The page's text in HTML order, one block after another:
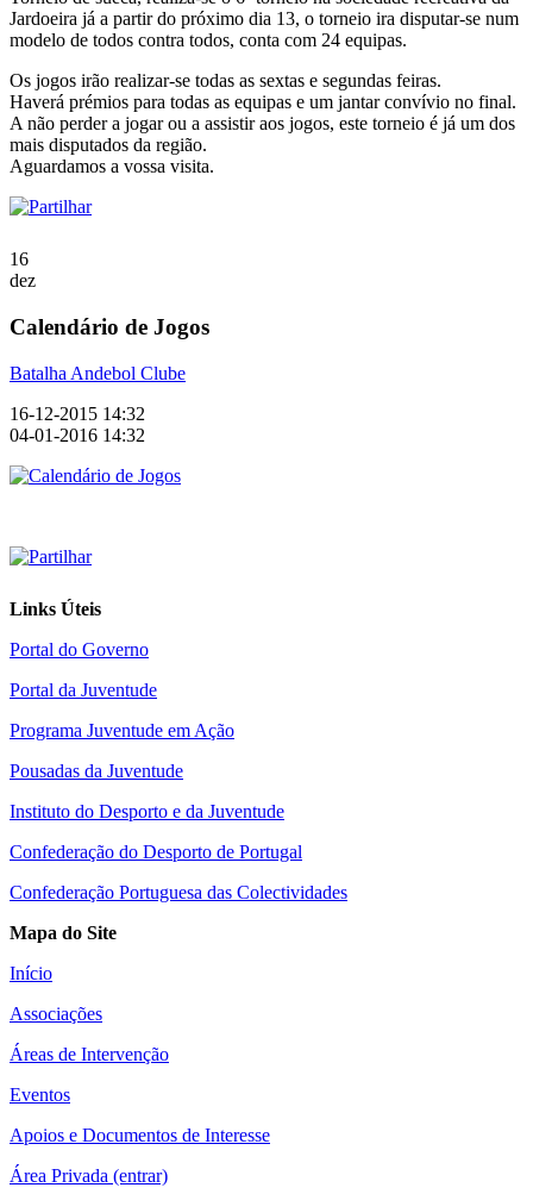
Jardoeira já a partir do próximo dia 13, o torneio ira disputar-se num
modelo de todos contra todos, conta com 24 equipas.
Os jogos irão realizar-se todas as sextas e segundas feiras.
Haverá prémios para todas as equipas e um jantar convívio no final.
A não perder a jogar ou a assistir aos jogos, este torneio é já um dos
mais disputados da região.
Aguardamos a vossa visita.
16
dez
Calendário de Jogos
Batalha Andebol Clube
16-12-2015 14:32
04-01-2016 14:32
Links Úteis
Portal do Governo
Portal da Juventude
Programa Juventude em Ação
Pousadas da Juventude
Instituto do Desporto e da Juventude
Confederação do Desporto de Portugal
Confederação Portuguesa das Colectividades
Mapa do Site
Início
Associações
Áreas de Intervenção
Eventos
Apoios e Documentos de Interesse
Área Privada (entrar)